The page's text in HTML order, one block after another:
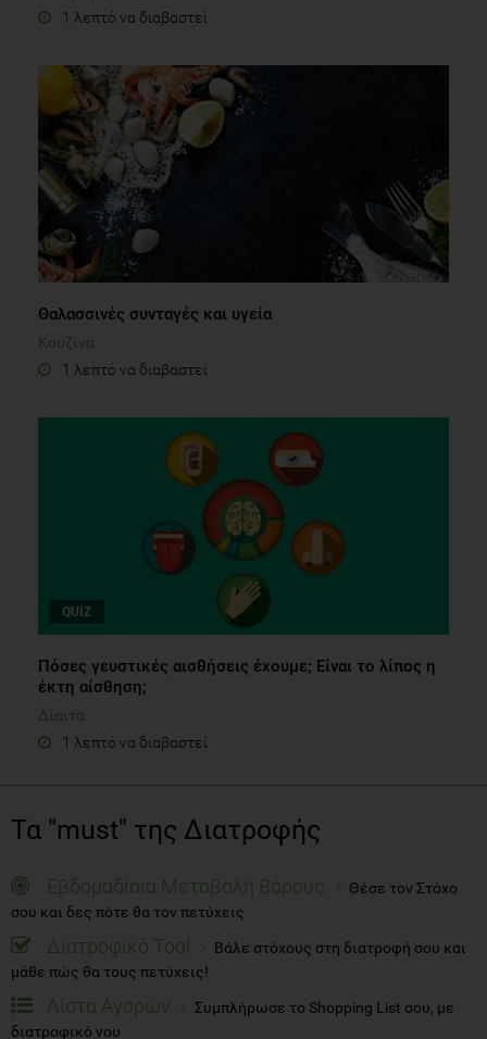
1 λεπτό να διαβαστεί
Θαλασσινές συνταγές και υγεία
Κουζίνα
1 λεπτό να διαβαστεί
QUIZ
Πόσες γευστικές αισθήσεις έχουμε; Είναι το λίπος η
έκτη αίσθηση;
Δίαιτα
1 λεπτό να διαβαστεί
Τα "must" της Διατροφής
Εβδομαδίαια Μεταβολή Βάρους
Θέσε τον Στόχο
σου και δες πότε θα τον πετύχεις
Διατροφικό Tool
Βάλε στόχους στη διατροφή σου και
μάθε πώς θα τους πετύχεις!
Λίστα Αγορών
Συμπλήρωσε το Shopping List σου, με
διατροφικό νου